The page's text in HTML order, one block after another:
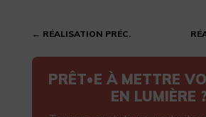
← RÉALISATION PRÉC.
PRÊT•E À METTRE
EN LUMIÈRE